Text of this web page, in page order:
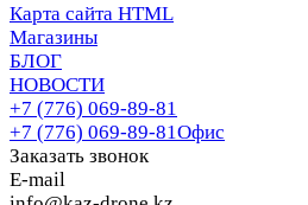
Карта сайта HTML
Магазины
БЛОГ
НОВОСТИ
+7 (776) 069-89-81
+7 (776) 069-89-81Офис
Заказать звонок
E-mail